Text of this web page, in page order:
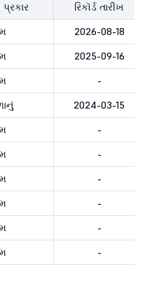
પ્રકાર
રિકૉર્ડ તારીખ
2026-08-18
2025-09-16
-
2024-03-15
-
-
-
-
-
-